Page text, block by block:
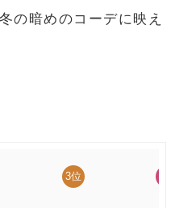
の暗めのコーデに映え